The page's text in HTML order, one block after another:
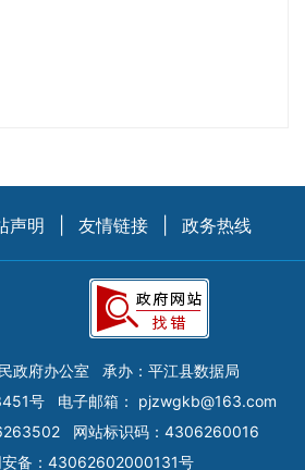
声明 友情链接 政务热线
政府办公室
承办：平江县数据局
号 电子邮箱： pjzwgkb@163.com
网站标识码：4306260016
安备：43062602000131号